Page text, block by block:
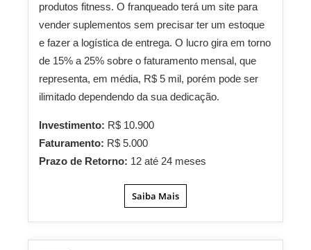
produtos fitness. O franqueado terá um site para
vender suplementos sem precisar ter um estoque
e fazer a logística de entrega. O lucro gira em torno
de 15% a 25% sobre o faturamento mensal, que
representa, em média, R$ 5 mil, porém pode ser
ilimitado dependendo da sua dedicação.
Investimento: R$ 10.900
Faturamento: R$ 5.000
Prazo de Retorno: 12 até 24 meses
Saiba Mais